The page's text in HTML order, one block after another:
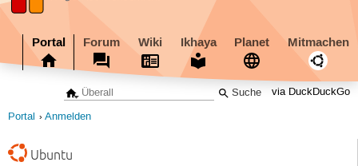
Portal Forum Wiki Ikhaya Planet Mitmachen
via DuckDuckGo
Portal Anmelden
Ubuntu